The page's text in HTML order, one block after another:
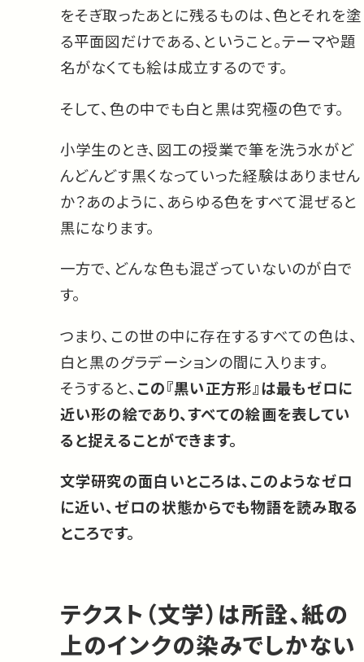
をそぎ取ったあとに残るものは、色とそれを塗
る平面図だけである、ということ。テーマや題
名がなくても絵は成立するのです。
そして、色の中でも白と黒は究極の色です。
小学生のとき、図工の授業で筆を洗う水がど
んどんどす黒くなっていった経験はありません
か？あのように、あらゆる色をすべて混ぜると
黒になります。
一方で、どんな色も混ざっていないのが白で
す。
つまり、この世の中に存在するすべての色は、
白と黒のグラデーションの間に入ります。
そうすると、 この『黒い正方形』は最もゼロに
近い形の絵であり、すべての絵画を表してい
ると捉えることができます。
文学研究の面白いところは、このようなゼロ
に近い、ゼロの状態からでも物語を読み取る
ところです。
テクスト（文学）は所詮、紙の
上のインクの染みでしかない